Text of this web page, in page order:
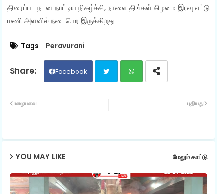
திரைப்பட நடன நாட்டிய நிகழ்ச்சி, நாளை திங்கள் கிழமை இரவு எட்டு
மணி அளவில் நடைபெற இருக்கிறது
Tags Peravurani
Facebook
ap
புதியது
பழையவை
YOU MAY LIKE மேலும் காட்டு